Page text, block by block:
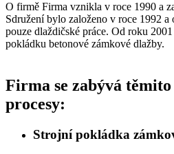
O firmě Firma vznikla v roce 1990 a
Sdružení bylo založeno v roce 1992
pouze dlaždičské práce. Od roku
pokládku betonové zámkové dlažby.
Firma se zabývá
procesy:
Strojní pokládka